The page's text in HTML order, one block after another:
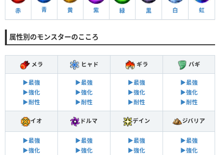
赤 青 黄 紫 緑 黒 白 虹
属性別のモンスターのこころ
メラ ヒャド ギラ バギ
▶︎最強
▶︎強化
▶︎耐性
▶︎最強
▶︎強化
▶︎耐性
▶︎最強
▶︎強化
▶︎耐性
▶︎最強
▶︎強化
▶︎耐性
イオ ドルマ デイン ジバリア
▶︎最強
▶︎強化
▶︎最強
▶︎強化
▶︎最強
▶︎強化
▶︎最強
▶︎強化